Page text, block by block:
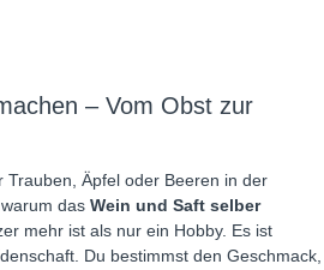
– Vom Obst zur
Trauben, Äpfel oder Beeren in der
das Wein und Saft selber
mehr ist als nur ein Hobby. Es ist
Du bestimmst den Geschmack,